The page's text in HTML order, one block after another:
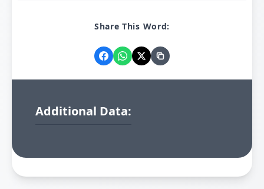
Share This Word:
Additional Data: